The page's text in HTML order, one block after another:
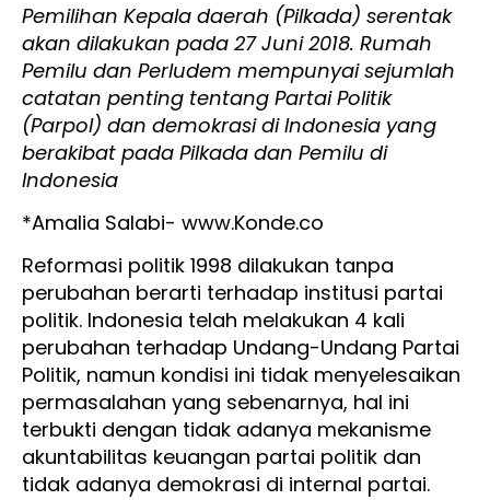
Pemilihan Kepala daerah (Pilkada) serentak
akan dilakukan pada 27 Juni 2018. Rumah
Pemilu dan Perludem mempunyai sejumlah
catatan penting tentang Partai Politik
(Parpol) dan demokrasi di Indonesia yang
berakibat pada Pilkada dan Pemilu di
Indonesia
*Amalia Salabi- www.Konde.co
Reformasi politik 1998 dilakukan tanpa
perubahan berarti terhadap institusi partai
politik. Indonesia telah melakukan 4 kali
perubahan terhadap Undang-Undang Partai
Politik, namun kondisi ini tidak menyelesaikan
permasalahan yang sebenarnya, hal ini
terbukti dengan tidak adanya mekanisme
akuntabilitas keuangan partai politik dan
tidak adanya demokrasi di internal partai.